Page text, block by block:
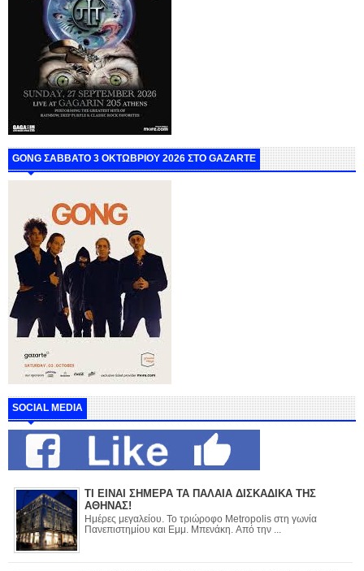
GONG ΣΑΒΒΑΤΟ 3 ΟΚΤΩΒΡΙΟΥ 2026 ΣΤΟ GAZARTE
SOCIAL MEDIA
ΤΙ ΕΙΝΑΙ ΣΗΜΕΡΑ ΤΑ ΠΑΛΑΙΑ ΔΙΣΚΑΔΙΚΑ ΤΗΣ
ΑΘΗΝΑΣ!
Ημέρες μεγαλείου. Το τριώροφο Metropolis στη γωνία
Πανεπιστημίου και Εμμ. Μπενάκη. Από την ...